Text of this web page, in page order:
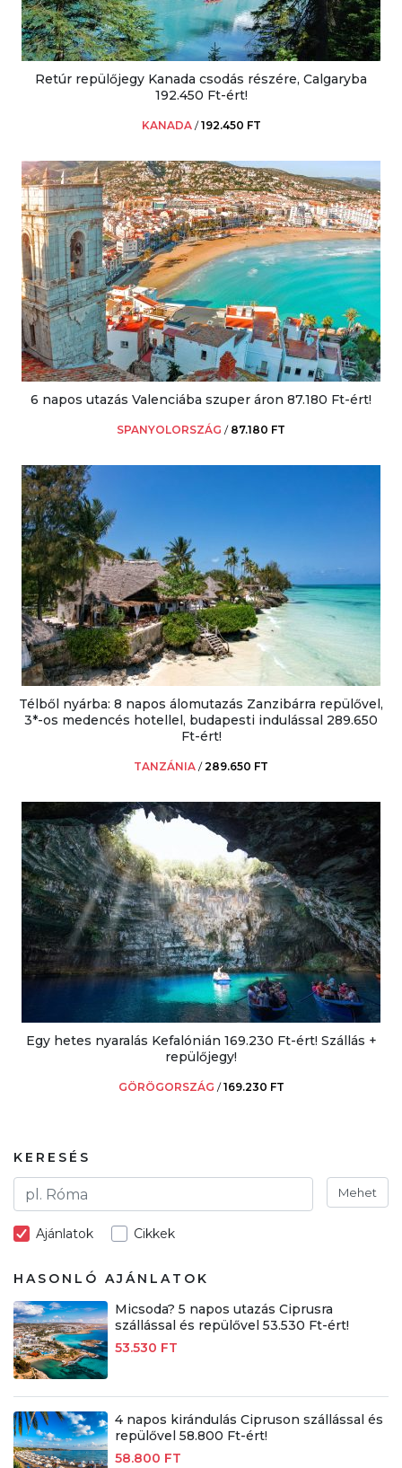
Retúr repülőjegy Kanada csodás részére, Calgaryba
192.450 Ft-ért!
KANADA /192.450 FT
6 napos utazás Valenciába szuper áron 87.180 Ft-ért!
SPANYOLORSZÁG / 87.180 FT
Télből nyárba: 8 napos álomutazás Zanzibárra repülővel,
3*-os medencés hotellel, budapesti indulással 289.650
Ft-ért!
TANZÁNIA /289.650 FT
Egy hetes nyaralás Kefalónián 169.230 Ft-ért! Szállás +
repülőjegy!
GÖRÖGORSZÁG /169.230 FT
KERESÉS
Mehet
Ajánlatok Cikkek
HASONLÓ AJÁNLATOK
Micsoda? 5 napos utazás Ciprusra
szállással és repülővel 53.530 Ft-ért!
53.530 FT
4 napos kirándulás Cipruson szállással és
repülővel 58.800 Ft-ért!
58.800 FT